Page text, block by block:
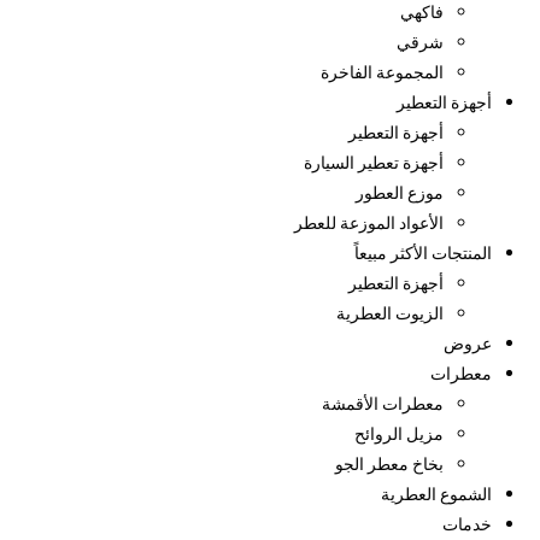
فاكهي
شرقي
المجموعة الفاخرة
أجهزة التعطير
أجهزة التعطير
أجهزة تعطير السيارة
موزع العطور
الأعواد الموزعة للعطر
المنتجات الأكثر مبيعاً
أجهزة التعطير
الزيوت العطرية
عروض
معطرات
معطرات الأقمشة
مزيل الروائح
بخاخ معطر الجو
الشموع العطرية
خدمات